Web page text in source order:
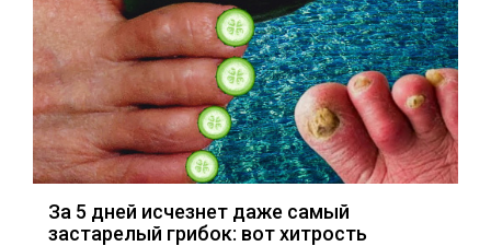
За 5 дней исчезнет даже самый
застарелый грибок: вот хитрость